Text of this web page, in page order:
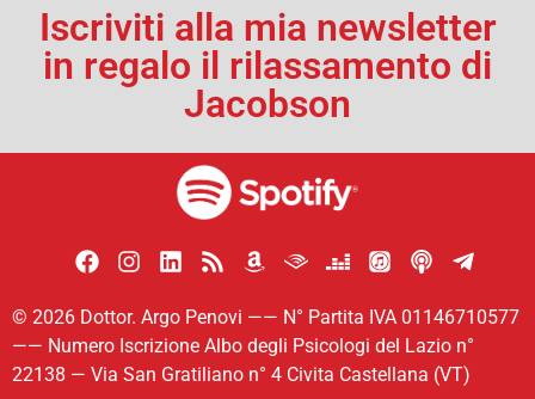
Iscriviti alla mia newsletter
in regalo il rilassamento di
Jacobson
© 2026 Dottor. Argo Penovi —— N° Partita IVA 01146710577
—— Numero Iscrizione Albo degli Psicologi del Lazio n°
22138 — Via San Gratiliano n° 4 Civita Castellana (VT)